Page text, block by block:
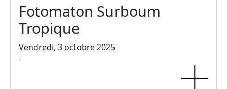
Fotomaton Surboum
Tropique
Vendredi, 3 octobre 2025
-